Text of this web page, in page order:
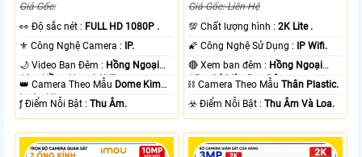
Giá Gốc:
️👀 Độ sắc nét : FULL HD 1080P .
⚜️ Công Nghệ Camera :
IP.
🌙 Video Ban Đêm : Hồng Ngoại
10m Hồng Ngoại SMD.
👑 Camera Theo Mẫu Dome Kim
loại + Nhựa.
️ƒ Điểm Nỗi Bật :Thu Âm.
Giá Gốc: Liên Hệ
💯 Chất lượng hình :2K Lite .
🌠 Công Nghệ Sử Dụng :
IP Wifi.
🔴 Xem ban đêm : Hồng Ngoại
15m Có Màu Ban Ðêm.
⛓ Camera Theo MẫuThân Plastic.
️☣️ Điểm Nỗi Bật :Thu Âm Và Loa.